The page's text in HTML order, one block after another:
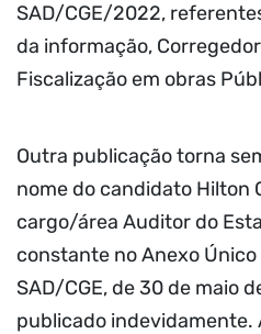
SAD/CGE/2022,
da informação,
Fiscalização em obras
Outra publicação torna
nome do candidato Hilton
cargo/área Auditor do
constante no Anexo
SAD/CGE, de 30 de maio
publicado indevidamente.